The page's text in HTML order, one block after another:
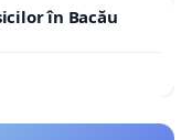
în Bacău